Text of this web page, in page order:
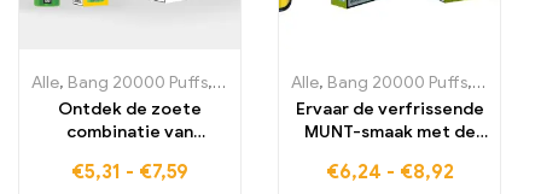
Alle, Bang 20000 Puffs, wegwerp-e-sigaretten Zweden,
Ontdek de zoete
combinatie van
kauwgom met de BANG
€5,31 - €7,59
Alle, Bang 20000 Puffs,
Ervaar de verfrissende
MUNT-smaak met de
Wegwerp E-sigaret en
€6,24 - €8,92